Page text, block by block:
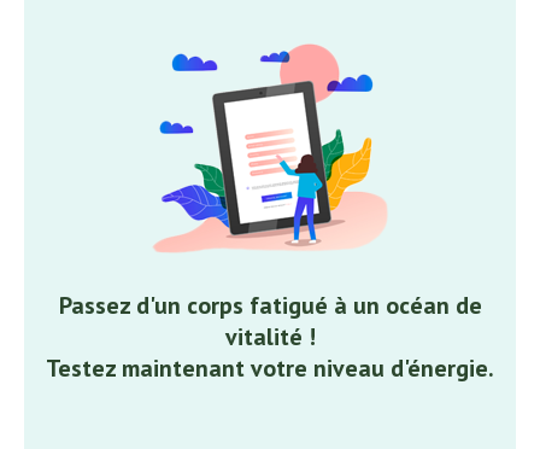
Passez d'un corps fatigué à un océan de
vitalité !
Testez maintenant votre niveau d'énergie.